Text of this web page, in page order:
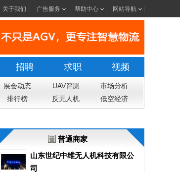
关于我们 广告服务 帮助中心 网站导航
招聘 求职
视频
展会动态 UAV评测
市场分析
排行榜 反无人机 低空经济
普通商家
山东世纪中维无人机科技有限公
司